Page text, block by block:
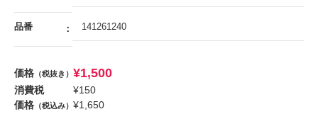
品番 141261240
価格 （税抜き） ¥1,500
消費税 ¥150
価格 （税込み） ¥1,650